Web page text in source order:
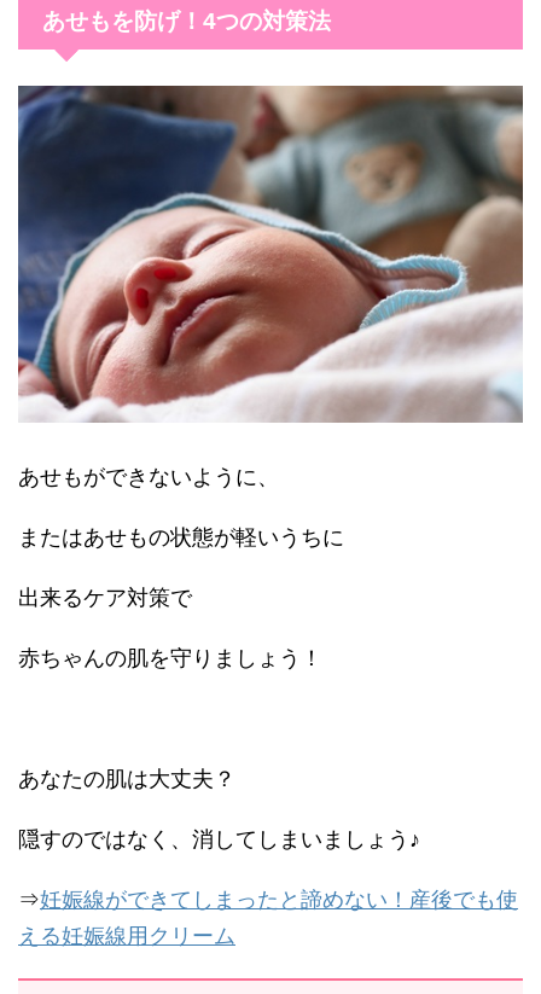
あせもを防げ！4つの対策法
あせもができないように、
またはあせもの状態が軽いうちに
出来るケア対策で
赤ちゃんの肌を守りましょう！
あなたの肌は大丈夫？
隠すのではなく、消してしまいましょう♪
⇒妊娠線ができてしまったと諦めない！産後でも使
える妊娠線用クリーム